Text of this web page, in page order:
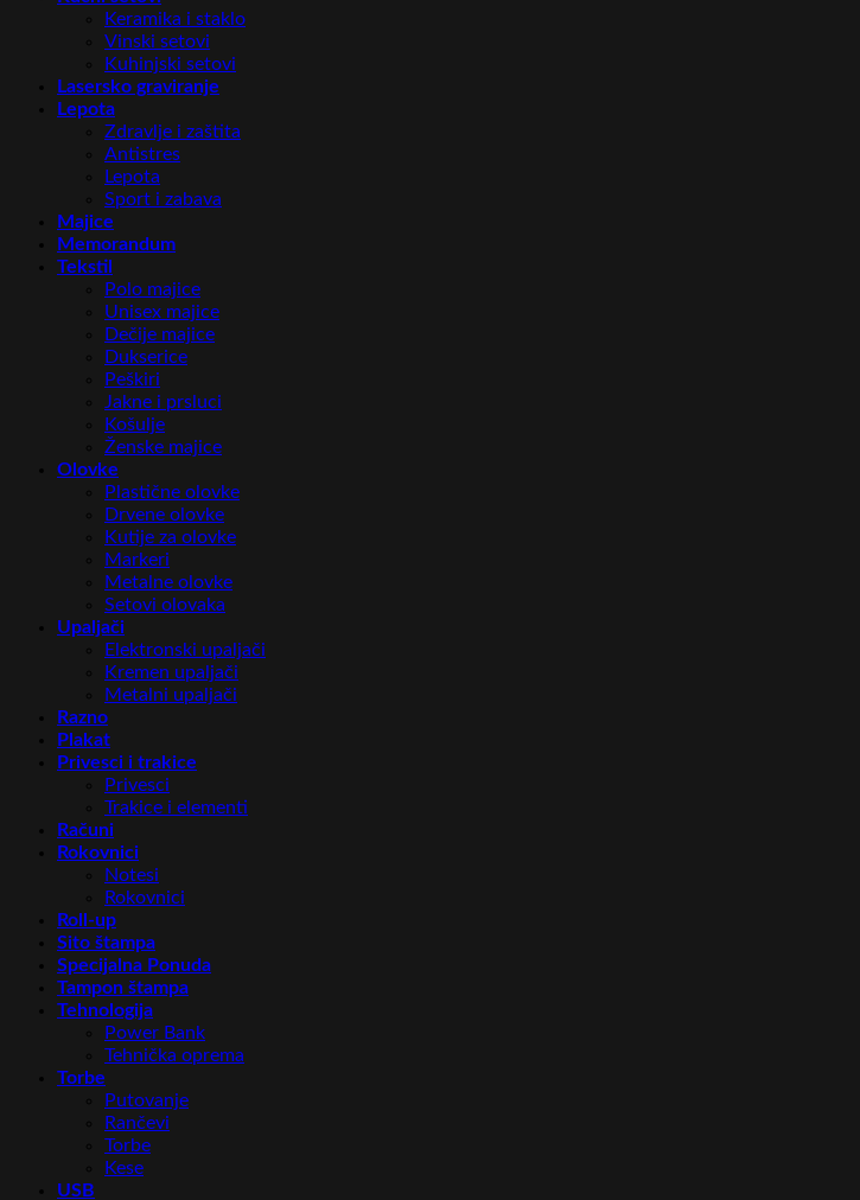
Keramika i staklo
Vinski setovi
Kuhinjski setovi
Lasersko graviranje
Lepota
Zdravlje i zaštita
Antistres
Lepota
Sport i zabava
Majice
Memorandum
Tekstil
Polo majice
Unisex majice
Dečije majice
Dukserice
Peškiri
Jakne i prsluci
Košulje
Ženske majice
Olovke
Plastične olovke
Drvene olovke
Kutije za olovke
Markeri
Metalne olovke
Setovi olovaka
Upaljači
Elektronski upaljači
Kremen upaljači
Metalni upaljači
Razno
Plakat
Privesci i trakice
Privesci
Trakice i elementi
Računi
Rokovnici
Notesi
Rokovnici
Roll-up
Sito štampa
Specijalna Ponuda
Tampon štampa
Tehnologija
Power Bank
Tehnička oprema
Torbe
Putovanje
Rančevi
Torbe
Kese
USB